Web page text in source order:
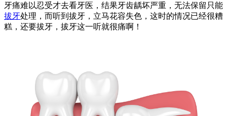
牙痛难以忍受才去看牙医，结果牙齿龋坏严重，无法保留只能
拔牙处理，而听到拔牙，立马花容失色，这时的情况已经很糟
糕，还要拔牙，拔牙这一听就很痛啊！